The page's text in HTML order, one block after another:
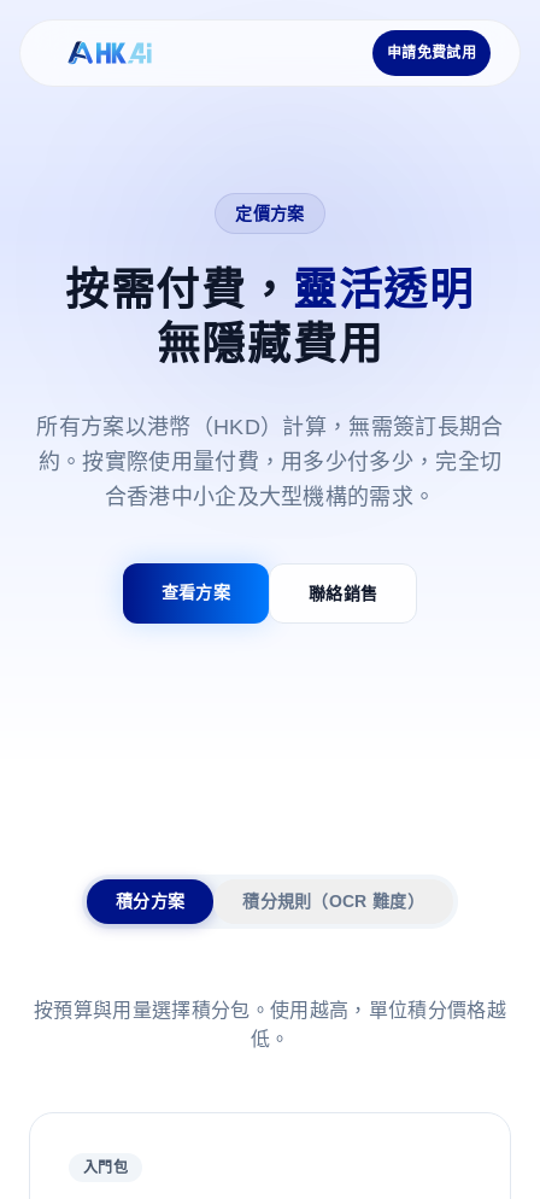
申請免費試用
定價方案
按需付費， 靈活透明
無隱藏費用
所有方案以港幣（HKD）計算，無需簽訂長期合
約。按實際使用量付費，用多少付多少，完全切
合香港中小企及大型機構的需求。
查看方案 聯絡銷售
積分方案 積分規則（OCR 難度）
按預算與用量選擇積分包。使用越高，單位積分價格越
低。
入門包